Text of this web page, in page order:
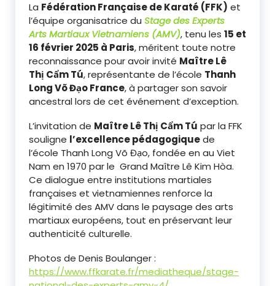
La Fédération Française de Karaté (FFK) et
l’équipe organisatrice du Stage des Experts
Arts Martiaux Vietnamiens (AMV), tenu les 15 et
16 février 2025 à Paris, méritent toute notre
reconnaissance pour avoir invité Maître Lê
Thị Cẩm Tú, représentante de l’école Thanh
Long Võ Đạo France, à partager son savoir
ancestral lors de cet événement d’exception.
L’invitation de Maître Lê Thị Cẩm Tú par la FFK
souligne l’excellence pédagogiquede
l’école Thanh Long Võ Đạo, fondée en au Viet
Nam en 1970 par le Grand Maître Lê Kim Hòa.
Ce dialogue entre institutions martiales
françaises et vietnamiennes renforce la
légitimité des AMV dans le paysage des arts
martiaux européens, tout en préservant leur
authenticité culturelle.
Photos de Denis Boulanger :
https://www.ffkarate.fr/mediatheque/stage-